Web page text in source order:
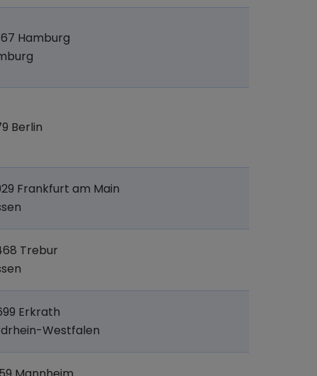
Hamburg
Berlin
Frankfurt am Main
Trebur
Erkrath
Westfalen